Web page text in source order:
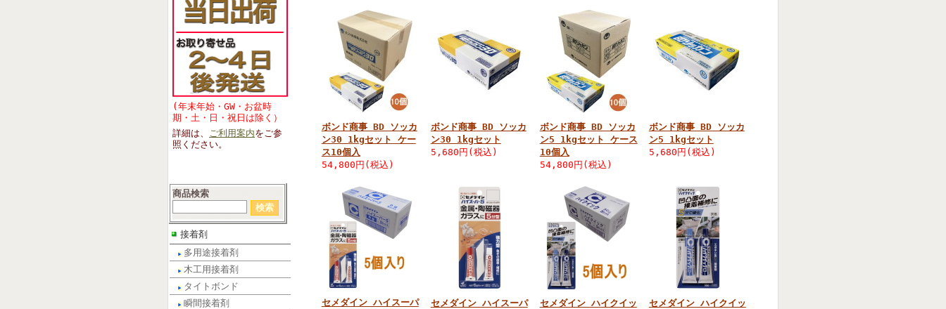
(年末年始・GW・お盆時
期・土・日・祝日は除く）
詳細は、 ご利用案内をご参
照くださ い。
商品検索
接着剤
多用途接着剤
木工用接着剤
タイトボンド
瞬間接着剤
ボンド商事 BD ソッカ
ン30 1kgセット ケー
ス10個入
54,800円(税込)
ボンド商事 BD ソッカ
ン30 1kgセット
5,680円(税込)
ボンド商事 BD ソッカ
ン5 1kgセット ケース
10個入
54,800円(税込)
ボンド商事 BD ソッカ
ン5 1kgセット
5,680円(税込)
セメダイン ハイスーパ
セメダイン ハイスーパ
セメダイン ハイクイッ
セメダイン ハイクイッ